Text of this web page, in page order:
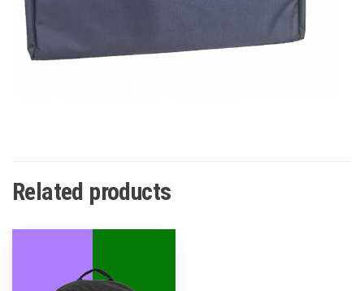
Related products